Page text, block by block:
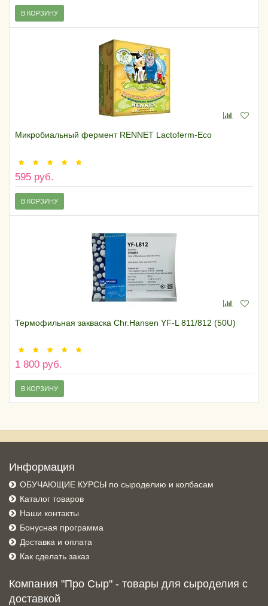
В КОРЗИНУ
Микробиальный фермент RENNET Lactoferm-Eco
595 руб.
В КОРЗИНУ
Термофильная закваска Chr.Hansen YF-L 811/812 (50U)
1 800 руб.
В КОРЗИНУ
Информация
ОБУЧАЮЩИЕ КУРСЫ по сыроделию и колбасам
Каталог товаров
Наши контакты
Бонусная программа
Доставка и оплата
Как сделать заказ
Компания "Про Сыр" - товары для сыроделия с
доставкой